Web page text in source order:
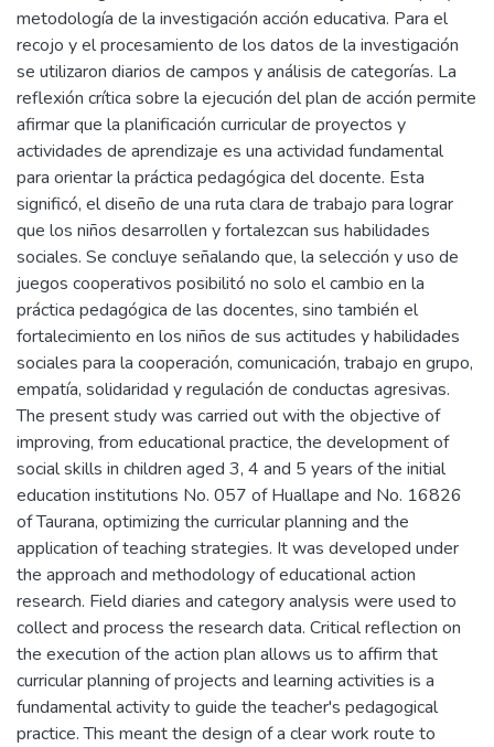
metodología de la investigación acción educativa. Para el
recojo y el procesamiento de los datos de la investigación
se utilizaron diarios de campos y análisis de categorías. La
reflexión crítica sobre la ejecución del plan de acción permite
afirmar que la planificación curricular de proyectos y
actividades de aprendizaje es una actividad fundamental
para orientar la práctica pedagógica del docente. Esta
significó, el diseño de una ruta clara de trabajo para lograr
que los niños desarrollen y fortalezcan sus habilidades
sociales. Se concluye señalando que, la selección y uso de
juegos cooperativos posibilitó no solo el cambio en la
práctica pedagógica de las docentes, sino también el
fortalecimiento en los niños de sus actitudes y habilidades
sociales para la cooperación, comunicación, trabajo en grupo,
empatía, solidaridad y regulación de conductas agresivas.
The present study was carried out with the objective of
improving, from educational practice, the development of
social skills in children aged 3, 4 and 5 years of the initial
education institutions No. 057 of Huallape and No. 16826
of Taurana, optimizing the curricular planning and the
application of teaching strategies. It was developed under
the approach and methodology of educational action
research. Field diaries and category analysis were used to
collect and process the research data. Critical reflection on
the execution of the action plan allows us to affirm that
curricular planning of projects and learning activities is a
fundamental activity to guide the teacher's pedagogical
practice. This meant the design of a clear work route to